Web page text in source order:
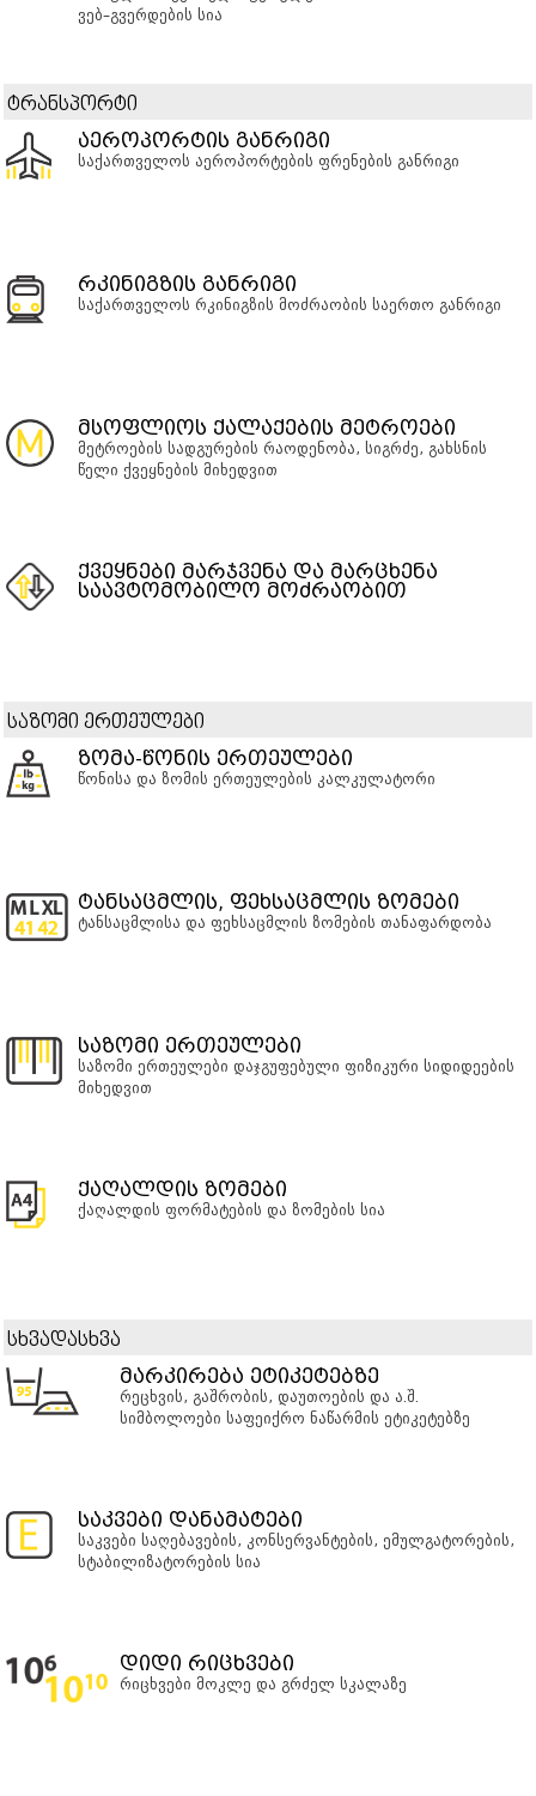
ვებ–გვერდების სია
ტრანსპორტი
აეროპორტის განრიგი
საქართველოს აეროპორტების ფრენების განრიგი
რკინიგზის განრიგი
საქართველოს რკინიგზის მოძრაობის საერთო განრიგი
მსოფლიოს ქალაქების მეტროები
მეტროების სადგურების რაოდენობა, სიგრძე, გახსნის
წელი ქვეყნების მიხედვით
ქვეყნები მარჯვენა და მარცხენა
საავტომობილო მოძრაობით
საზომი ერთეულები
ზომა-წონის ერთეულები
წონისა და ზომის ერთეულების კალკულატორი
ტანსაცმლის, ფეხსაცმლის ზომები
ტანსაცმლისა და ფეხსაცმლის ზომების თანაფარდობა
საზომი ერთეულები
საზომი ერთეულები დაჯგუფებული ფიზიკური სიდიდეების
მიხედვით
ქაღალდის ზომები
ქაღალდის ფორმატების და ზომების სია
სხვადასხვა
მარკირება ეტიკეტებზე
რეცხვის, გაშრობის, დაუთოების და ა.შ.
სიმბოლოები საფეიქრო ნაწარმის ეტიკეტებზე
საკვები დანამატები
საკვები საღებავების, კონსერვანტების, ემულგატორების,
სტაბილიზატორების სია
დიდი რიცხვები
რიცხვები მოკლე და გრძელ სკალაზე